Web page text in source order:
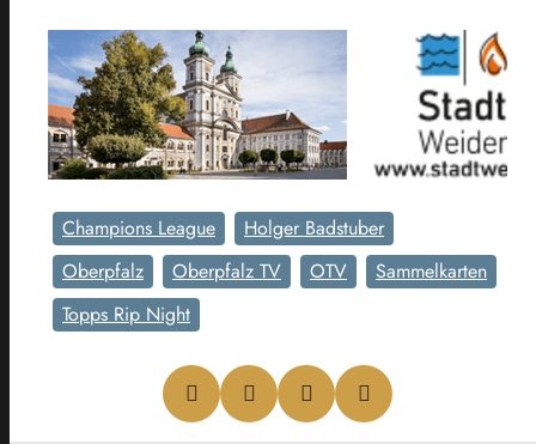
Champions League
Holger Badstuber
Oberpfalz
Oberpfalz TV OTV
Sammelkarten
Topps Rip Night